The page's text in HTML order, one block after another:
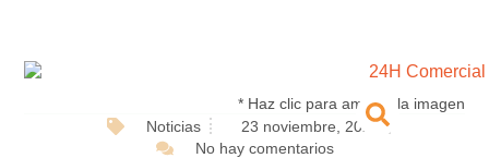
* Haz clic para ampliar la imagen
Noticias
23 noviembre, 2025
No hay comentarios